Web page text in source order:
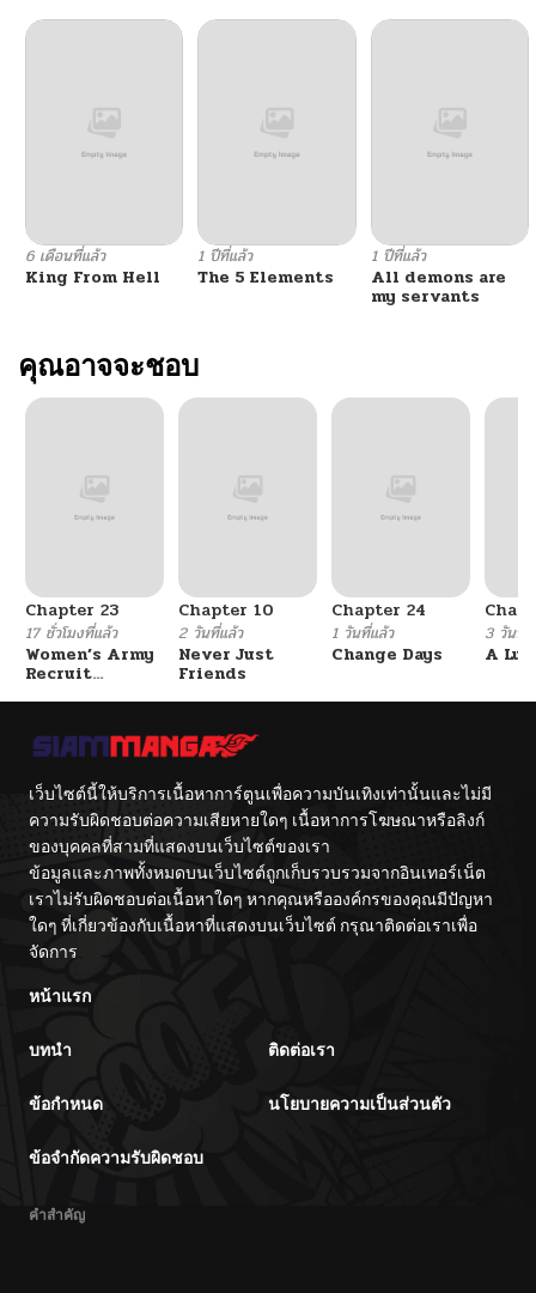
6 เดือนที่แล้ว
King From Hell
1 ปีที่แล้ว
The 5 Elements
1 ปีที่แล้ว
All demons are
my servants
คุณอาจจะชอบ
Chapter 23
17 ชั่วโมงที่แล้ว
Women’s Army
Recruit
Chapter 10
2 วันที่แล้ว
Never Just
Friends
Chapter 24
1 วันที่แล้ว
Change Days
3 วันที่
A
เว็บไซต์นี้ให้บริการเนื้อหาการ์ตูนเพื่อความบันเทิงเท่านั้นและไม่มี
ความรับผิดชอบต่อความเสียหายใดๆ เนื้อหาการโฆษณาหรือลิงก์
ของบุคคลที่สามที่แสดงบนเว็บไซต์ของเรา
ข้อมูลและภาพทั้งหมดบนเว็บไซต์ถูกเก็บรวบรวมจากอินเทอร์เน็ต
เราไม่รับผิดชอบต่อเนื้อหาใดๆ หากคุณหรือองค์กรของคุณมีปัญหา
ใดๆ ที่เกี่ยวข้องกับเนื้อหาที่แสดงบนเว็บไซต์ กรุณาติดต่อเราเพื่อ
จัดการ
หน้าแรก
บทนำ ติดต่อเรา
ข้อกำหนด นโยบายความเป็นส่วนตัว
ข้อจำกัดความรับผิดชอบ
คำสำคัญ